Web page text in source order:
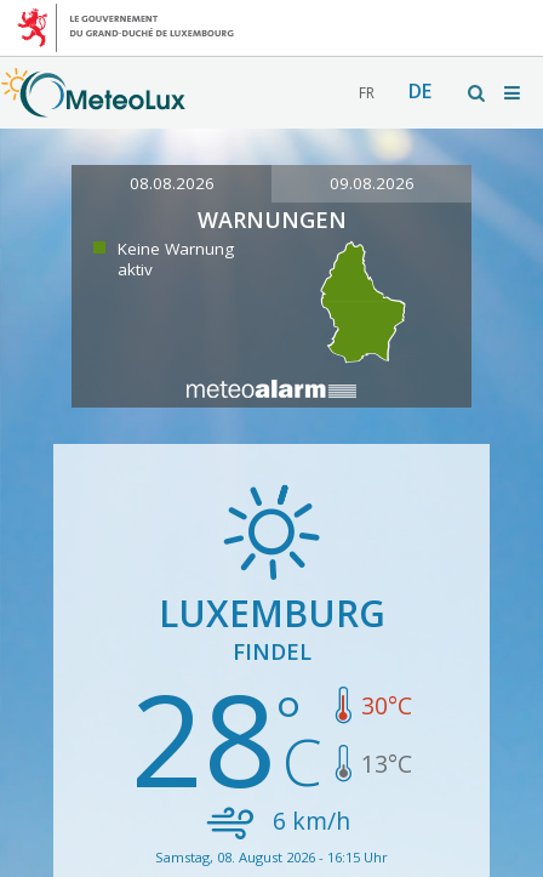
FR DE
08.08.2026 09.08.2026
WARNUNGEN
Keine Warnung
aktiv
LUXEMBURG
FINDEL
28 30°C
13°C
6 km/h
Samstag, 08. August 2026 - 16:15 Uhr